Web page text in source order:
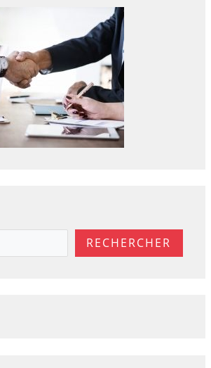
RECHERCHER